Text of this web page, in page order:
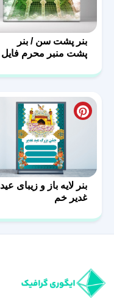
بنر پشت سن / بنر
پشت منبر محرم فایل
بنر لایه باز و زیبای عید
غدیر خم